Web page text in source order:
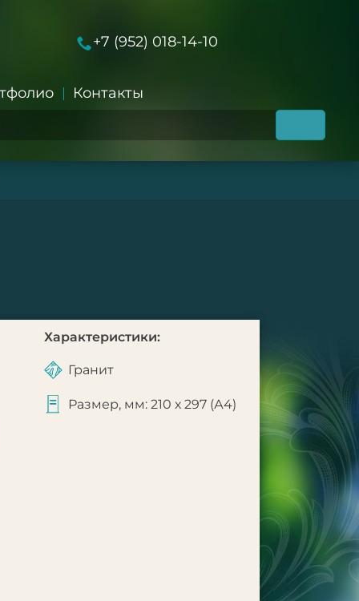
+7 (952) 018-14-10
Контакты
Характеристики:
Гранит
Размер, мм: 210 х 297 (А4)